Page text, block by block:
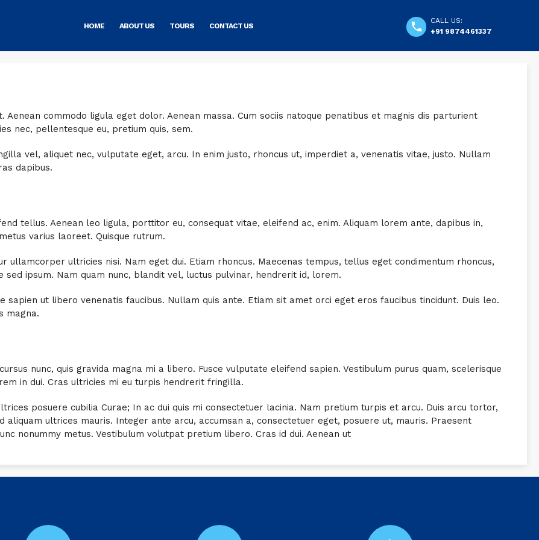
CALL US:
+91 9874461337
HOME ABOUT US TOURS CONTACT US
commodo ligula eget dolor. Aenean massa. Cum sociis natoque penatibus et magnis dis parturient
nec, pellentesque eu, pretium quis, sem.
vel, aliquet nec, vulputate eget, arcu. In enim justo, rhoncus ut, imperdiet a, venenatis vitae, justo. Nullam
dapibus.
tellus. Aenean leo ligula, porttitor eu, consequat vitae, eleifend ac, enim. Aliquam lorem ante, dapibus in,
varius laoreet. Quisque rutrum.
ullamcorper ultricies nisi. Nam eget dui. Etiam rhoncus. Maecenas tempus, tellus eget condimentum rhoncus,
ipsum. Nam quam nunc, blandit vel, luctus pulvinar, hendrerit id, lorem.
sapien ut libero venenatis faucibus. Nullam quis ante. Etiam sit amet orci eget eros faucibus tincidunt. Duis leo.
magna.
nunc, quis gravida magna mi a libero. Fusce vulputate eleifend sapien. Vestibulum purus quam, scelerisque
in dui. Cras ultricies mi eu turpis hendrerit fringilla.
posuere cubilia Curae; In ac dui quis mi consectetuer lacinia. Nam pretium turpis et arcu. Duis arcu tortor,
aliquam ultrices mauris. Integer ante arcu, accumsan a, consectetuer eget, posuere ut, mauris. Praesent
nonummy metus. Vestibulum volutpat pretium libero. Cras id dui. Aenean ut